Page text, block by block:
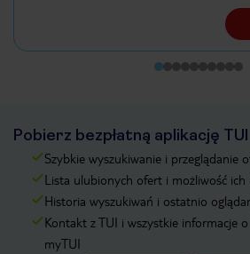
Pobierz bezpłatną aplikację TUI
Szybkie wyszukiwanie i przeglądanie
Lista ulubionych ofert i możliwość ich
Historia wyszukiwań i ostatnio
Kontakt z TUI i wszystkie informacje
myTUI